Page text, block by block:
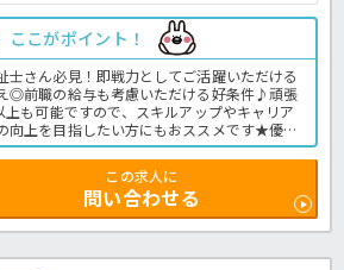
ここがポイント！
士さん必見！即戦力としてご活躍いただける
◎前職の給与も考慮いただける好条件♪頑張
上も可能ですので、スキルアップやキャリア
向上を目指したい方にもおススメです★優し
実践する定員100名の従来型特養で、あなた
みませんか？年間休日124日と豊富で有休消
、プライベートも充実間違いなし♪残業も月
独身の方も子育て世代の方も安心して勤務
せはほっ介護まで！特養での介護業務全般
求人＞
この求人に
問い合わせる